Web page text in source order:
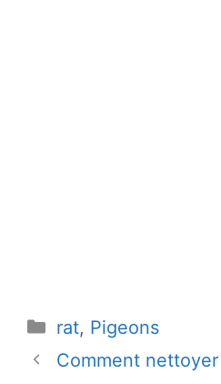
Catégories
rat, Pigeons
Comment